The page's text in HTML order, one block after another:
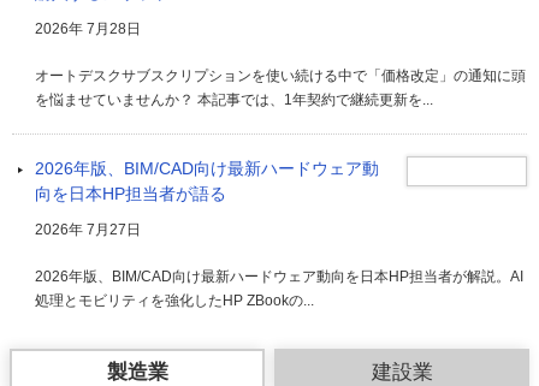
2026年 7月28日
オートデスクサブスクリプションを使い続ける中で「価格改定」の通知に頭
を悩ませていませんか？ 本記事では、1年契約で継続更新を...
2026年版、BIM/CAD向け最新ハードウェア動
向を日本HP担当者が語る
2026年 7月27日
2026年版、BIM/CAD向け最新ハードウェア動向を日本HP担当者が解説。AI
処理とモビリティを強化したHP ZBookの...
製造業 建設業